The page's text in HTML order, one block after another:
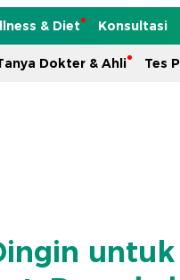
& Diet Konsultasi
Dokter & Ahli Tes
untuk